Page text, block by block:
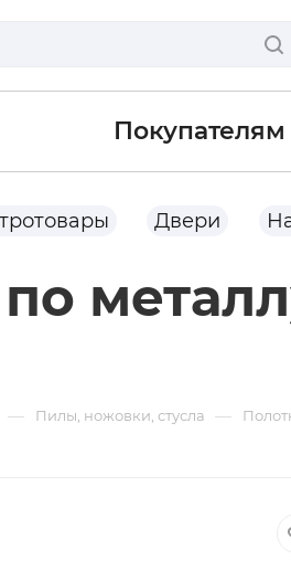
Покупателям
Двери
— Пилы, ножовки, стусла —